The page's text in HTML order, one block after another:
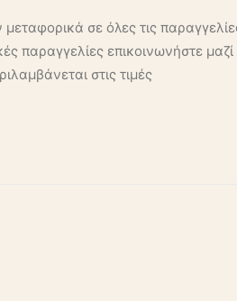
σε όλες τις
παραγγελίες επικοινωνήστε
στις τιμές